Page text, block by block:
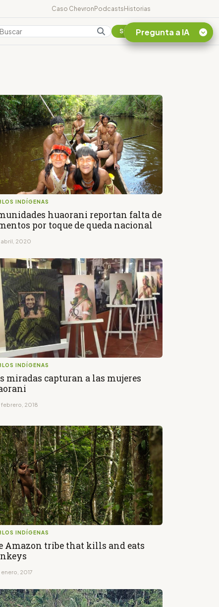
Caso ChevronPodcastsHistorias
Suscribirse
INDÍGENAS
huaorani reportan falta de
por toque de queda nacional
abril, 2020
INDÍGENAS
miradas capturan a las mujeres
febrero, 2018
INDÍGENAS
Amazon tribe that kills and eats
enero, 2017
Pregunta a IA
Listar destinos
turísticos de la
Amazonia Ecuatoriana
¿En que consiste la
tasa minera que rige en
Ecuador?